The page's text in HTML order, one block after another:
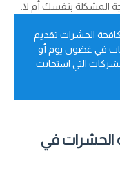
المشكلة بنفسك أم لا.
الحشرات تقديم
في غضون يوم أو
التي استجابت
الحشرات في